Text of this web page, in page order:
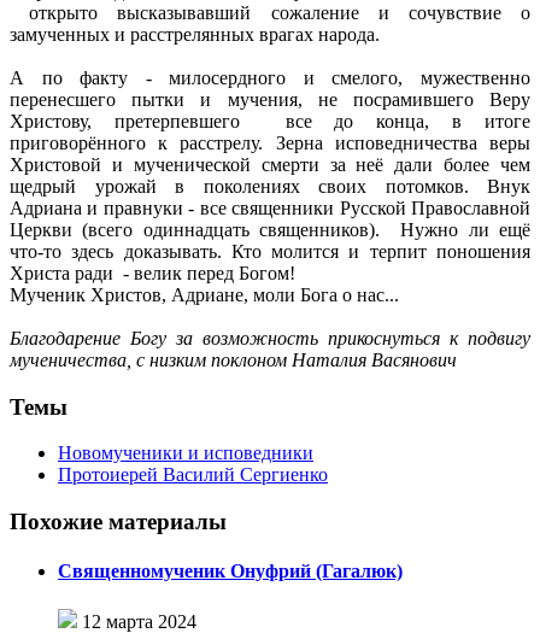
открыто высказывавший сожаление и сочувствие о
замученных и расстрелянных врагах народа.
А по факту - милосердного и смелого, мужественно
перенесшего пытки и мучения, не посрамившего Веру
Христову, претерпевшего все до конца, в итоге
приговорённого к расстрелу. Зерна исповедничества веры
Христовой и мученической смерти за неё дали более чем
щедрый урожай в поколениях своих потомков. Внук
Адриана и правнуки - все священники Русской Православной
Церкви (всего одиннадцать священников). Нужно ли ещё
что-то здесь доказывать. Кто молится и терпит поношения
Христа ради - велик перед Богом!
Мученик Христов, Адриане, моли Бога о нас...
Благодарение Богу за возможность прикоснуться к подвигу
мученичества, с низким поклоном Наталия Васянович
Темы
Новомученики и исповедники
Протоиерей Василий Сергиенко
Похожие материалы
Священномученик Онуфрий (Гагалюк)
12 марта 2024